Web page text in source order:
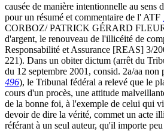
causée de manière intentionnelle au sens
pour un résumé et commentaire de l' ATF
CORBOZ/ PATRICK GÉRARD
d'argent, le renouveau de l'illicéité de
Responsabilité et Assurance [REAS] 3/
221). Dans un obiter dictum (arrêt du
du 12 septembre 2001, consid. 2a/aa non
496), le Tribunal fédéral a relevé que le
cours d'un procès, une attitude
de la bonne foi, à l'exemple de celui qui
devoir de dire la vérité, commet un acte
référant à un seul auteur, qu'il importe